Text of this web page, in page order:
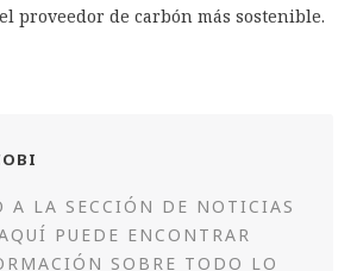
proveedor de carbón más sostenible.
A LA SECCIÓN DE NOTICIAS
PUEDE ENCONTRAR
SOBRE TODO LO